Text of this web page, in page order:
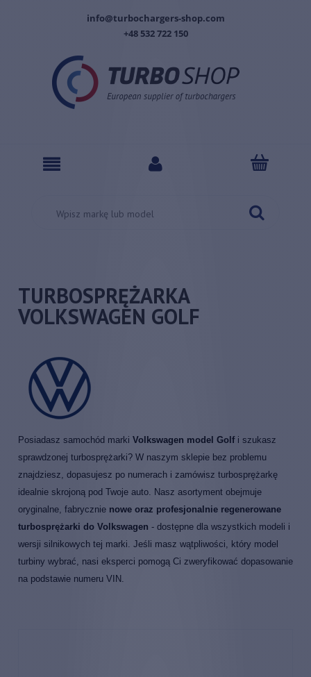
info@turbochargers-shop.com
+48 532 722 150
TURBOSPRĘŻARKA
VOLKSWAGEN GOLF
Posiadasz samochód marki Volkswagen model Golf i szukasz
sprawdzonej turbosprężarki? W naszym sklepie bez problemu
znajdziesz, dopasujesz po numerach i zamówisz turbosprężarkę
idealnie skrojoną pod Twoje auto. Nasz asortyment obejmuje
oryginalne, fabrycznie nowe oraz profesjonalnie regenerowane
turbosprężarki do Volkswagen - dostępne dla wszystkich modeli i
wersji silnikowych tej marki. Jeśli masz wątpliwości, który model
turbiny wybrać, nasi eksperci pomogą Ci zweryfikować dopasowanie
na podstawie numeru VIN.